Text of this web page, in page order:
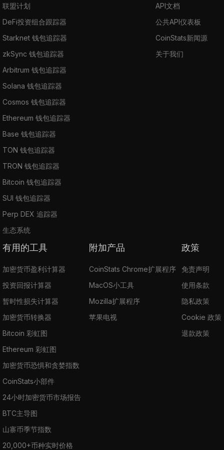
联盟计划
DeFi投资组合跟踪器
Starknet 钱包追踪器
zkSync 钱包追踪器
Arbitrum 钱包追踪器
Solana 钱包追踪器
Cosmos 钱包追踪器
Ethereum 钱包追踪器
Base 钱包追踪器
TON 钱包追踪器
TRON 钱包追踪器
Bitcoin 钱包追踪器
SUI 钱包追踪器
Perp DEX 追踪器
生态系统
API文档
公共API仪表板
CoinStats新闻源
关于我们
有用的工具
加密货币盈利计算器
投资回报计算器
暂时性损失计算器
加密货币转换器
Bitcoin 彩虹图
Ethereum 彩虹图
加密货币恐惧和贪婪指数
CoinStats小部件
24小时加密货币市场报告
BTC主导图
山寨币季节指数
20,000+币种实时价格
附加产品
CoinStats Chrome扩展程序
MacOS小工具
Mozilla扩展程序
苹果电视
政策
免责声明
使用条款
隐私政策
Cookie 政策
退款政策